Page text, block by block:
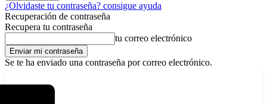
¿Olvidaste tu contraseña? consigue ayuda
Recuperación de contraseña
Recupera tu contraseña
tu correo electrónico
Se te ha enviado una contraseña por correo electrónico.